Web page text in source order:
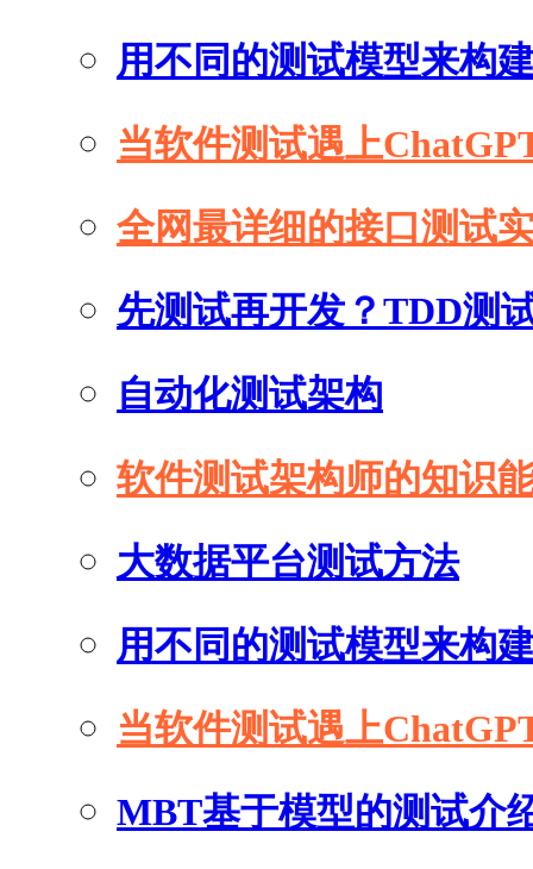
用不同的测试模型来构
当软件测试遇上
全网最详细的接口测试
先测试再开发？TDD测
自动化测试架构
软件测试架构师的知识
大数据平台测试方法
用不同的测试模型来构
当软件测试遇上
MBT基于模型的测试介